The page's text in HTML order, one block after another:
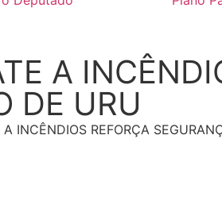
A
DE URU
INCÊNDIOS REFORÇA